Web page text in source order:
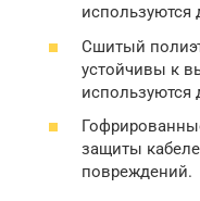
используются
Сшитый
устойчивы к
используются
защиты
повреждений.